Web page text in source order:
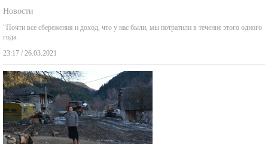
Новости
"Почти все сбережения и доход, что у нас были, мы потратили в течение этого одного
года.
23:17 / 26.03.2021